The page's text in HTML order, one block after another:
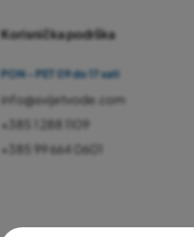
Korisnička podrška
PON - PET 09 do 17 sati
info@svijetvode.com
+385 1 288 1109
+385 99 664 0601